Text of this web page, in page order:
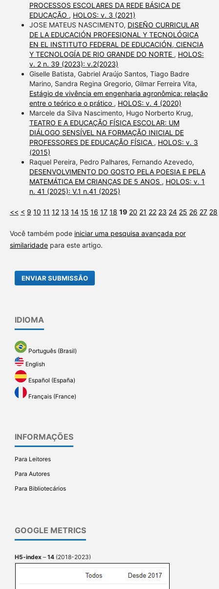
PROCESSOS ESCOLARES DA REDE BÁSICA DE
EDUCAÇÃO , HOLOS: v. 3 (2021)
JOSE MATEUS NASCIMENTO, DISEÑO CURRICULAR
DE LA EDUCACIÓN PROFESIONAL Y TECNOLÓGICA
EN EL INSTITUTO FEDERAL DE EDUCACIÓN, CIENCIA
Y TECNOLOGÍA DE RIO GRANDE DO NORTE , HOLOS:
v. 2 n. 39 (2023): v.2(2023)
Giselle Batista, Gabriel Araújo Santos, Tiago Badre
Marino, Sandra Regina Gregorio, Gilmar Ferreira Vita,
Estágio de vivência em engenharia agronômica: relação
entre o teórico e o prático , HOLOS: v. 4 (2020)
Marcele da Silva Nascimento, Hugo Norberto Krug,
TEATRO E A EDUCAÇÃO FÍSICA ESCOLAR: UM
DIÁLOGO SENSÍVEL NA FORMAÇÃO INICIAL DE
PROFESSORES DE EDUCAÇÃO FÍSICA , HOLOS: v. 3
(2015)
Raquel Pereira, Pedro Palhares, Fernando Azevedo,
DESENVOLVIMENTO DO GOSTO PELA POESIA E PELA
MATEMÁTICA EM CRIANÇAS DE 5 ANOS , HOLOS: v. 1
n. 41 (2025): V.1 n.41 (2025)
<< < 9 10 11 12 13 14 15 16 17 18 19 20 21 22 23 24 25 26 27 28
Você também pode iniciar uma pesquisa avançada por
similaridadepara este artigo.
ENVIAR SUBMISSÃO
IDIOMA
Português (Brasil)
English
Español (España)
Français (France)
INFORMAÇÕES
Para Leitores
Para Autores
Para Bibliotecários
GOOGLE METRICS
H5-index – 14 (2018-2023)